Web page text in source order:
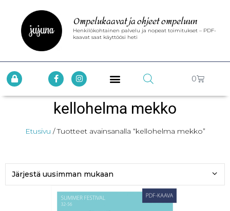
Ompelukaavat ja ohjeet ompeluun
Henkilökohtainen palvelu ja nopeat toimitukset – PDF-
kaavat saat käyttöösi heti
0
kellohelma mekko
Etusivu / Tuotteet avainsanalla “kellohelma mekko”